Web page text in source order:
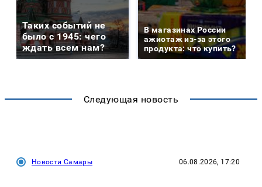
Таких событий не
было с 1945: чего
ждать всем нам?
В магазинах России
ажиотаж из-за этого
продукта: что купить?
Следующая новость
Новости Самары 06.08.2026, 17:20